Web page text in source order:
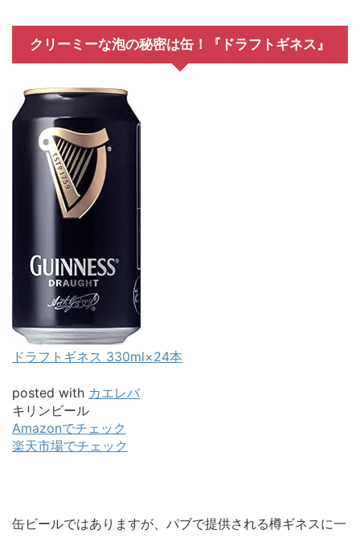
クリーミーな泡の秘密は缶！『ドラフトギネス』
ドラフトギネス 330ml×24本
posted with カエレバ
キリンビール
Amazonでチェック
楽天市場でチェック
缶ビールではありますが、パブで提供される樽ギネスに一